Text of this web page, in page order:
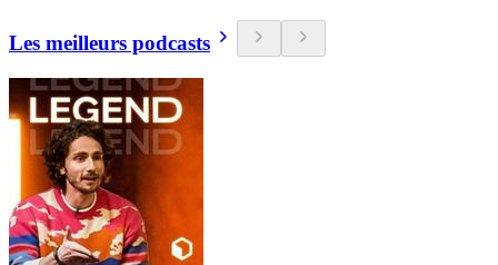
Les meilleurs podcasts